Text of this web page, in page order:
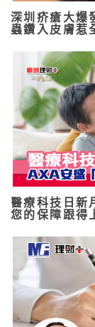
深圳疥瘡大爆
蟲鑽入皮膚惹
醫療科技日新
您的保障跟得